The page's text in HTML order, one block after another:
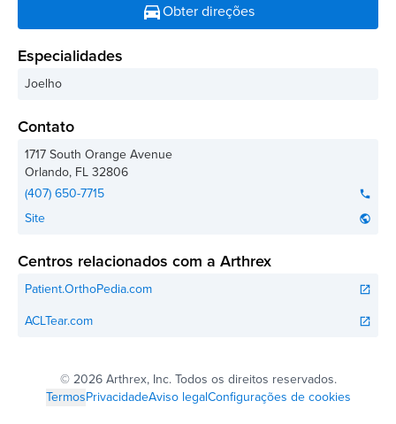
directions_carObter direções
Especialidades
Joelho
Contato
1717 South Orange Avenue
Orlando, FL32806
(407) 650-7715
phone
Site public
Centros relacionados com a Arthrex
Patient.OrthoPedia.com open_in_new
ACLTear.com open_in_new
© 2026 Arthrex, Inc. Todos os direitos reservados.
TermosPrivacidadeAviso legalConfigurações de cookies